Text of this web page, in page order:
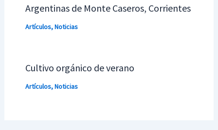
Argentinas de Monte Caseros, Corrientes
Artículos,Noticias
Cultivo orgánico de verano
Artículos,Noticias